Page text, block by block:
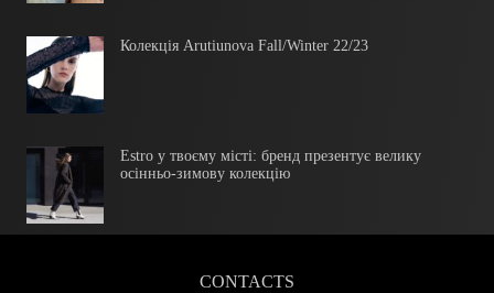
Колекція Arutiunova Fall/Winter 22/23
Estro у твоєму місті: бренд презентує велику
осінньо-зимову колекцію
CONTACTS